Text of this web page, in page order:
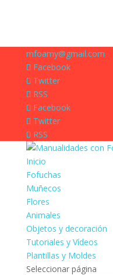
mfoamy@gmail.com
Facebook
Twitter
RSS
Facebook
Twitter
RSS
Inicio
Fofuchas
Muñecos
Flores
Animales
Objetos y decoración
Tutoriales y Vídeos
Plantillas y Moldes
Seleccionar página